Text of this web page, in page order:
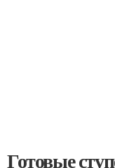
Готовые